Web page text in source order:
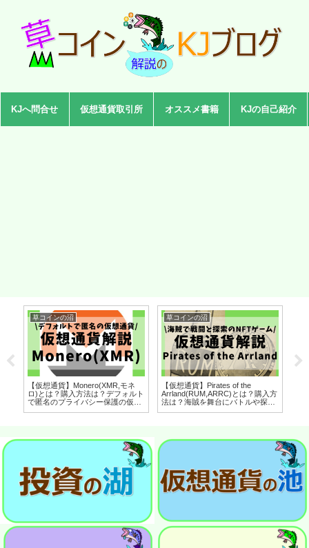
KJへ問合せ 仮想通貨取引所 オススメ書籍 KJの自己紹介
草コインの沼
【仮想通貨】Monero(XMR,モネ
ロ)とは？購入方法は？デフォルト
で匿名のプライバシー保護の仮想
草コインの沼
【仮想通貨】Pirates of the
Arrland(RUM,ARRC)とは？購入方
法は？海賊を舞台にバトルや探索